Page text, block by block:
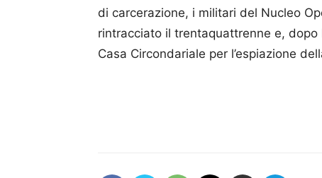
di carcerazione, i militari del Nucleo
rintracciato il trentaquattrenne e,
Casa Circondariale per l’espiazione